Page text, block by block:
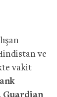
ve
vakit
Guardian